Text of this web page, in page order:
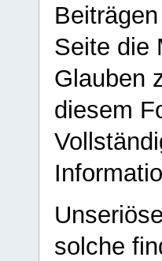
Seite die
Glauben
diesem
solche